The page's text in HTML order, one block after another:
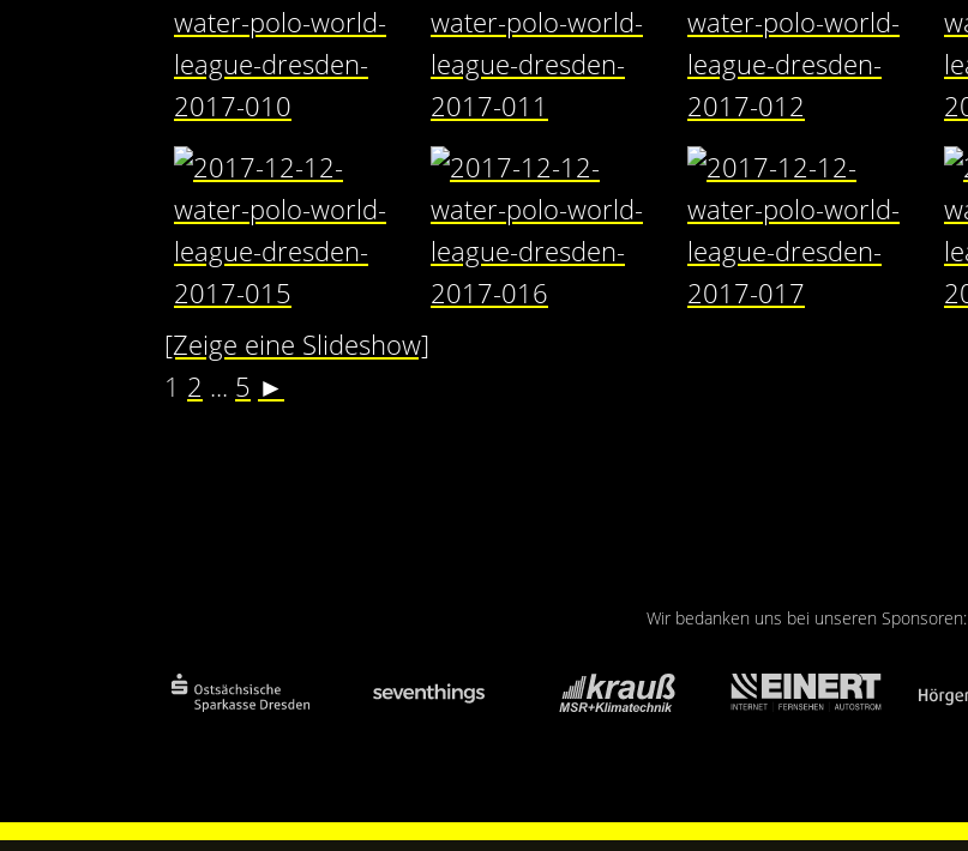
[Zeige eine Slideshow]
1 2 ... 5 ►
Wir bedanken uns bei unseren Sponsoren: